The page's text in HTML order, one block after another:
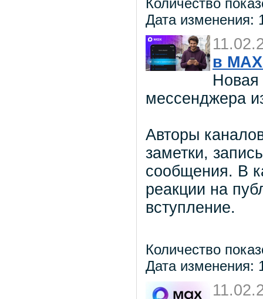
Количество
Дата изменения:
в МАХ
Новая
мессенджера
Авторы
заметки,
сообщения. В
реакции на
вступление.
Количество
Дата изменения: